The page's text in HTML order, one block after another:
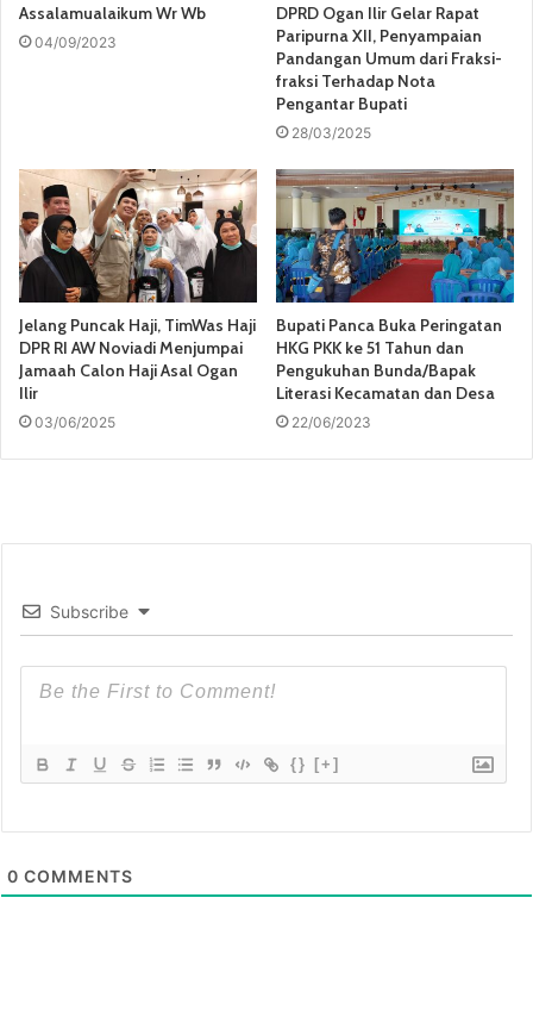
Assalamualaikum Wr Wb
04/09/2023
DPRD Ogan Ilir Gelar Rapat
Paripurna XII, Penyampaian
Pandangan Umum dari Fraksi-
fraksi Terhadap Nota
Pengantar Bupati
28/03/2025
Jelang Puncak Haji, TimWas Haji
DPR RI AW Noviadi Menjumpai
Jamaah Calon Haji Asal Ogan
Ilir
03/06/2025
Bupati Panca Buka Peringatan
HKG PKK ke 51 Tahun dan
Pengukuhan Bunda/Bapak
Literasi Kecamatan dan Desa
22/06/2023
Subscribe
{} [+]
0 COMMENTS